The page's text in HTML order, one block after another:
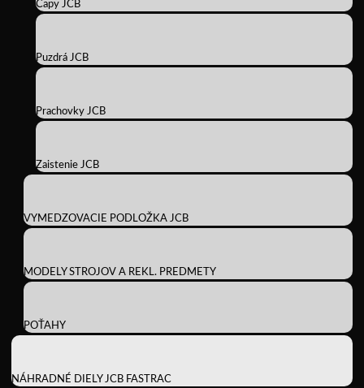
Čapy JCB
Puzdrá JCB
Prachovky JCB
Zaistenie JCB
VYMEDZOVACIE PODLOŽKA JCB
MODELY STROJOV A REKL. PREDMETY
POŤAHY
NÁHRADNÉ DIELY JCB FASTRAC